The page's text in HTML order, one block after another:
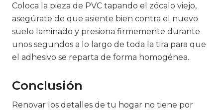
Coloca la pieza de PVC tapando el zócalo viejo,
asegúrate de que asiente bien contra el nuevo
suelo laminado y presiona firmemente durante
unos segundos a lo largo de toda la tira para que
el adhesivo se reparta de forma homogénea.
Conclusión
Renovar los detalles de tu hogar no tiene por